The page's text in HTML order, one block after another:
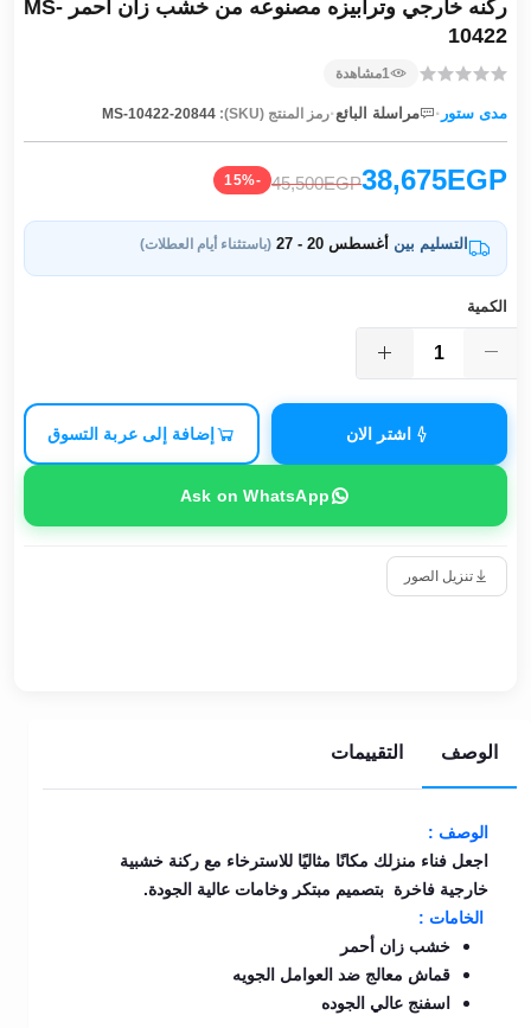
ركنه خارجي وترابيزه مصنوعه من خشب زان احمر MS-
10422
1مشاهدة
مدى ستور · مراسلة البائع·رمز المنتج (SKU): MS-10422-20844
38,675EGP
45,500EGP
-15%
التسليم بين أغسطس 20 - 27 (باستثناء أيام العطلات)
الكمية
اشتر الان إضافة إلى عربة التسوق
Ask on WhatsApp
تنزيل الصور
الوصف التقييمات
الوصف :
اجعل فناء منزلك مكانًا مثاليًا للاسترخاء مع ركنة خشبية
خارجية فاخرة بتصميم مبتكر وخامات عالية الجودة.
الخامات :
خشب زان أحمر
قماش معالج ضد العوامل الجويه
اسفنج عالي الجوده